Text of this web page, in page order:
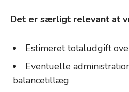
Det er særligt relevant at
Estimeret totaludgift
Eventuelle
balancetillæg